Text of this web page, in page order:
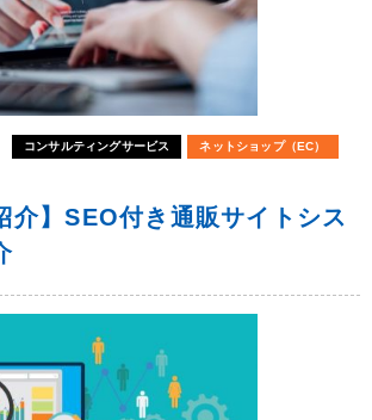
コンサルティングサービス ネットショップ（EC）
介】SEO付き通販サイトシス